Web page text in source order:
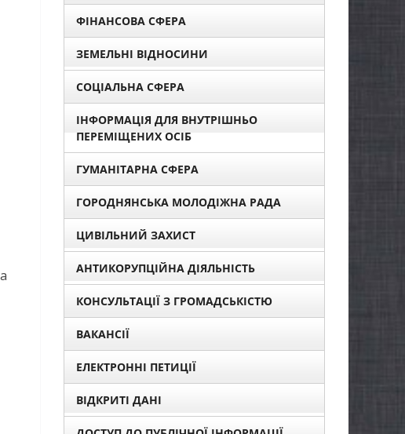
ФІНАНСОВА СФЕРА
ЗЕМЕЛЬНІ ВІДНОСИНИ
СОЦІАЛЬНА СФЕРА
ІНФОРМАЦІЯ ДЛЯ ВНУТРІШНЬО
ПЕРЕМІЩЕНИХ ОСІБ
ГУМАНІТАРНА СФЕРА
ГОРОДНЯНСЬКА МОЛОДІЖНА РАДА
ЦИВІЛЬНИЙ ЗАХИСТ
АНТИКОРУПЦІЙНА ДІЯЛЬНІСТЬ
КОНСУЛЬТАЦІЇ З ГРОМАДСЬКІСТЮ
ВАКАНСІЇ
ЕЛЕКТРОННІ ПЕТИЦІЇ
ВІДКРИТІ ДАНІ